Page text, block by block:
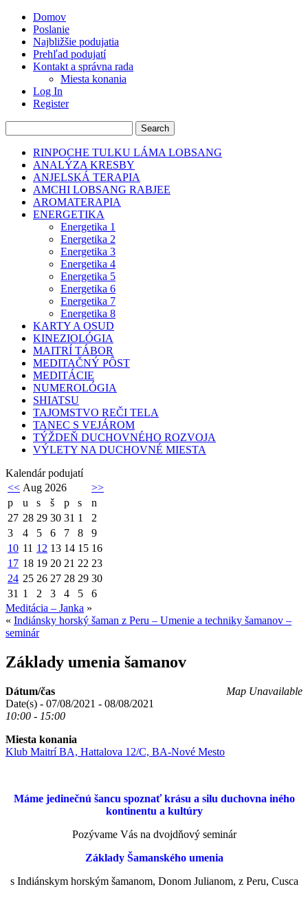
Domov
Poslanie
Najbližšie podujatia
Prehľad podujatí
Kontakt a správna rada
Miesta konania
Log In
Register
RINPOCHE TULKU LÁMA LOBSANG
ANALÝZA KRESBY
ANJELSKÁ TERAPIA
AMCHI LOBSANG RABJEE
AROMATERAPIA
ENERGETIKA
Energetika 1
Energetika 2
Energetika 3
Energetika 4
Energetika 5
Energetika 6
Energetika 7
Energetika 8
KARTY A OSUD
KINEZIOLÓGIA
MAITRÍ TÁBOR
MEDITAČNÝ PÔST
MEDITÁCIE
NUMEROLÓGIA
SHIATSU
TAJOMSTVO REČI TELA
TANEC S VEJÁROM
TÝŽDEŇ DUCHOVNÉHO ROZVOJA
VÝLETY NA DUCHOVNÉ MIESTA
Kalendár podujatí
<< Aug 2026
>>
p
u s š p s
n
27 28 29 30 31 1
2
3
4 5 6 7 8
9
10 11 12 13 14 15 16
17 18 19 20 21 22 23
24 25 26 27 28 29 30
31 1 2 3 4 5
6
Meditácia – Janka »
« Indiánsky horský šaman z Peru – Umenie a techniky šamanov –
seminár
Základy umenia šamanov
Map Unavailable
Dátum/čas
Date(s) - 07/08/2021 - 08/08/2021
10:00 - 15:00
Miesta konania
Klub Maitrí BA, Hattalova 12/C, BA-Nové Mesto
Máme jedinečnú šancu spoznaťkrásu a silu duchovna iného
kontinentu a kultúry
Pozývame Vás na dvojdňový seminár
Základy Šamanského umenia
s Indiánskym horským šamanom, Donom Julianom, z Peru, Cusca